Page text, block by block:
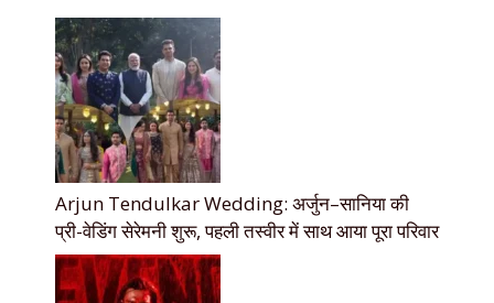
Arjun Tendulkar Wedding: अर्जुन–सानिया की
प्री-वेडिंग सेरेमनी शुरू, पहली तस्वीर में साथ आया पूरा परिवार